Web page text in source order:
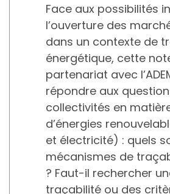
Face aux possibilités
l’ouverture des
dans un contexte de
énergétique, cette
partenariat avec
répondre aux
collectivités en
d’énergies
et électricité) : quels
mécanismes de
? Faut-il rechercher
traçabilité ou des